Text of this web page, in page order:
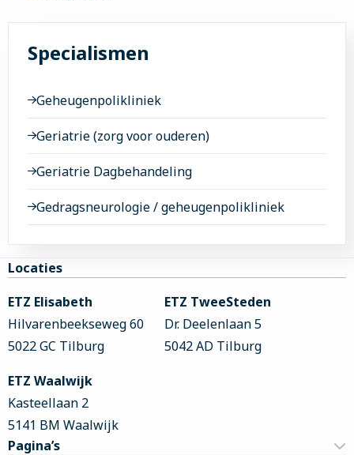
Specialismen
Geheugenpolikliniek
Geriatrie (zorg voor ouderen)
Geriatrie Dagbehandeling
Gedragsneurologie / geheugenpolikliniek
Site
Locaties
ETZ Elisabeth
Hilvarenbeekseweg 60
5022 GC Tilburg
ETZ TweeSteden
Dr. Deelenlaan 5
5042 AD Tilburg
ETZ Waalwijk
Kasteellaan 2
5141 BM Waalwijk
Pagina’s